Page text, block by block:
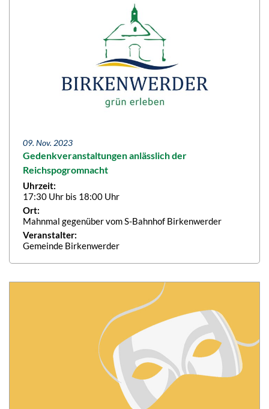
09. Nov. 2023
Gedenkveranstaltungen anlässlich der
Reichspogromnacht
Uhrzeit:
17:30 Uhr bis 18:00 Uhr
Ort:
Mahnmal gegenüber vom S-Bahnhof Birkenwerder
Veranstalter:
Gemeinde Birkenwerder